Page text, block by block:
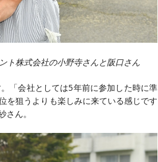
ト株式会社の小野寺さんと阪口さん
「会社としては5年前に参加した時に準
を狙うよりも楽しみに来ている感じです
ん。